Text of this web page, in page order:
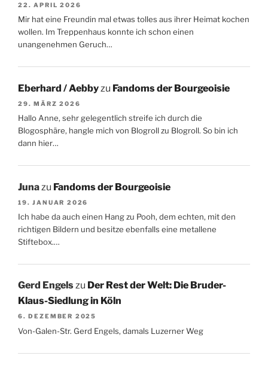
22. APRIL 2026
Mir hat eine Freundin mal etwas tolles aus ihrer Heimat kochen
wollen. Im Treppenhaus konnte ich schon einen
unangenehmen Geruch…
Eberhard / Aebby zu Fandoms der Bourgeoisie
29. MÄRZ 2026
Hallo Anne, sehr gelegentlich streife ich durch die
Blogosphäre, hangle mich von Blogroll zu Blogroll. So bin ich
dann hier…
Juna zu Fandoms der Bourgeoisie
19. JANUAR 2026
Ich habe da auch einen Hang zu Pooh, dem echten, mit den
richtigen Bildern und besitze ebenfalls eine metallene
Stiftebox.…
Gerd Engelszu Der Rest der Welt: Die Bruder-
Klaus-Siedlung in Köln
6. DEZEMBER 2025
Von-Galen-Str. Gerd Engels, damals Luzerner Weg